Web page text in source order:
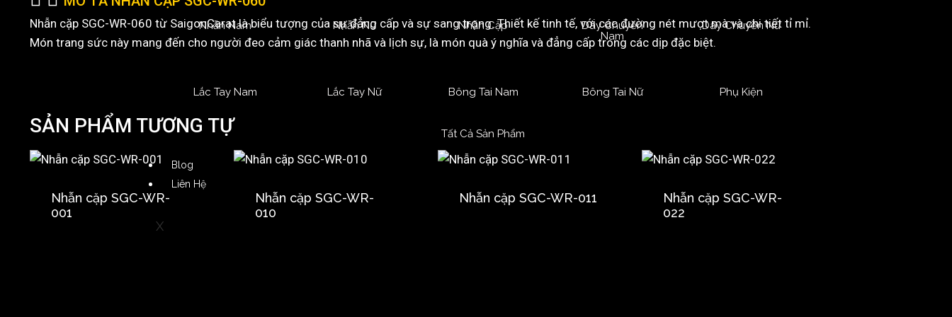
Nhẫn Nam Nhẫn Nữ Nhẫn Cặp
Dây Chuyền
Nam
Dây Chuyền Nữ
Lắc Tay Nam Lắc Tay Nữ Bông Tai Nam Bông Tai Nữ Phụ Kiện
Tất Cả Sản Phẩm
Blog
Liên Hệ
X
Nhẫn cặp SGC-WR-060 từ SaigonCarat là biểu tượng của sự đẳng cấp và sự sang trọng. Thiết kế tinh tế, với các đường nét mượt mà và chi tiết tỉ mỉ.
Món trang sức này mang đến cho người đeo cảm giác thanh nhã và lịch sự, là món quà ý nghĩa và đẳng cấp trong các dịp đặc biệt.
SẢN PHẨM TƯƠNG TỰ
Nhẫn cặp SGC-WR-
001
Nhẫn cặp SGC-WR-
010
Nhẫn cặp SGC-WR-011
Nhẫn cặp SGC-WR-
022